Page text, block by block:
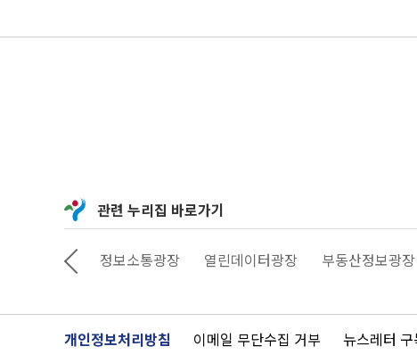
관련 누리집 바로가기
상대로 서울 정보소통광장 열린데이터광장 부동산정보광장
개인정보처리방침 이메일 무단수집 거부 뉴스레터 구